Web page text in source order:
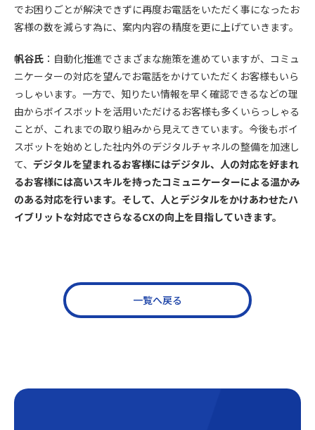
でお困りごとが解決できずに再度お電話をいただく事になったお
客様の数を減らす為に、案内内容の精度を更に上げていきます。
帆谷氏 ：自動化推進でさまざまな施策を進めていますが、コミュ
ニケーターの対応を望んでお電話をかけていただくお客様もいら
っしゃいます。一方で、知りたい情報を早く確認できるなどの理
由からボイスボットを活用いただけるお客様も多くいらっしゃる
ことが、これまでの取り組みから見えてきています。今後もボイ
スボットを始めとした社内外のデジタルチャネルの整備を加速し
て、 デジタルを望まれるお客様にはデジタル、人の対応を好まれ
るお客様には高いスキルを持ったコミュニケーターによる温かみ
のある対応を行います。そして、人とデジタルをかけあわせたハ
イブリットな対応でさらなるCXの向上を目指していきます。
一覧へ戻る